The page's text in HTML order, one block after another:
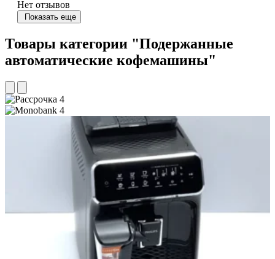
Нет отзывов
Показать еще
Товары категории "Подержанные
автоматические кофемашины"
4
4